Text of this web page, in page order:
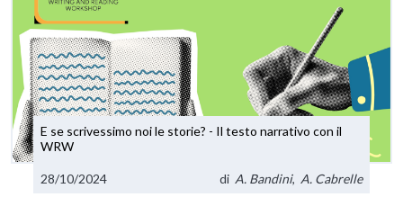
E se scrivessimo noi le storie? - Il testo narrativo con il
WRW
28/10/2024 di A. Bandini, A. Cabrelle